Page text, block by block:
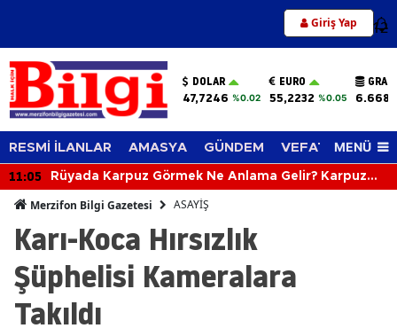
Giriş Yap 12
DOLAR
47,7246 %0.02
EURO
55,2232 %0.05
RESMİ İLANLAR AMASYA GÜNDEM VEFAT EDENLER
MENÜ
11:05
Rüyada Karpuz Görmek Ne Anlama Gelir? Karpuz
Merzifon Bilgi Gazetesi ASAYİŞ
Karı-Koca Hırsızlık
Şüphelisi Kameralara
Takıldı